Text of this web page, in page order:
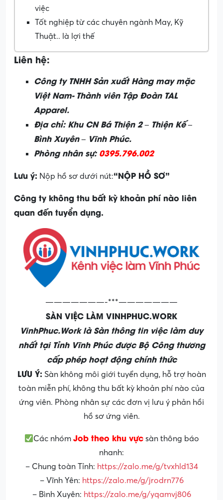
việc
Tốt nghiệp từ các chuyên ngành May, Kỹ
Thuật.. là lợi thế
Liên hệ:
Công ty TNHH Sản xuất Hàng may mặc
Việt Nam- Thành viên Tập Đoàn TAL
Apparel.
Địa chỉ: Khu CN Bá Thiện 2 – Thiện Kế –
Bình Xuyên – Vĩnh Phúc.
Phòng nhân sự: 0395.796.002
Lưu ý: Nộp hồ sơ dưới nút:“NỘP HỒ SƠ”
Công ty không thu bất kỳ khoản phí nào liên
quan đến tuyển dụng.
———————-***———————
SÀN VIỆC LÀM VINHPHUC.WORK
VinhPhuc.Work là Sàn thông tin việc làm duy
nhất tại Tỉnh Vĩnh Phúc được Bộ Công thương
cấp phép hoạt động chính thức
LƯU Ý: Sàn không môi giới tuyển dụng, hỗ trợ hoàn
toàn miễn phí, không thu bất kỳ khoản phí nào của
ứng viên. Phòng nhân sự các đơn vị lưu ý phản hồi
hồ sơ ứng viên.
Các nhóm Job theo khu vựcsàn thông báo
nhanh:
– Chung toàn Tỉnh: https://zalo.me/g/tvxhld134
– Vĩnh Yên: https://zalo.me/g/jrodrn776
– Bình Xuyên: https://zalo.me/g/yqamvj806